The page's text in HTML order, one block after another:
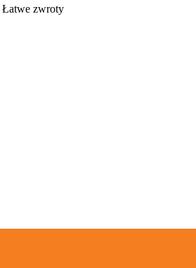
Łatwe zwroty